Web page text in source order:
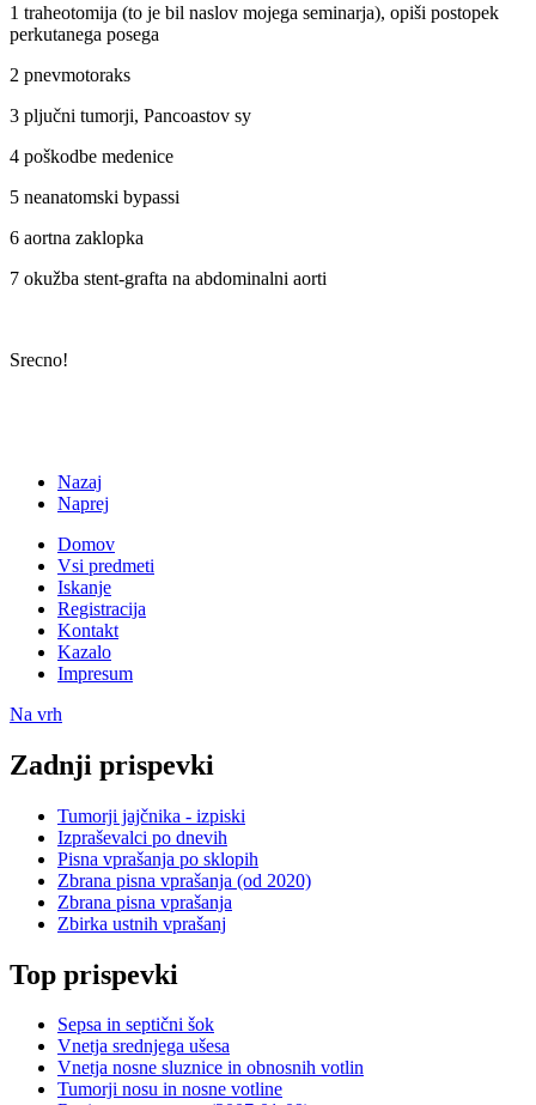
1 traheotomija (to je bil naslov mojega seminarja), opiši postopek
perkutanega posega
2 pnevmotoraks
3 pljučni tumorji, Pancoastov sy
4 poškodbe medenice
5 neanatomski bypassi
6 aortna zaklopka
7 okužba stent-grafta na abdominalni aorti
Srecno!
Nazaj
Naprej
Domov
Vsi predmeti
Iskanje
Registracija
Kontakt
Kazalo
Impresum
Na vrh
Zadnji prispevki
Tumorji jajčnika - izpiski
Izpraševalci po dnevih
Pisna vprašanja po sklopih
Zbrana pisna vprašanja (od 2020)
Zbrana pisna vprašanja
Zbirka ustnih vprašanj
Top prispevki
Sepsa in septični šok
Vnetja srednjega ušesa
Vnetja nosne sluznice in obnosnih votlin
Tumorji nosu in nosne votline